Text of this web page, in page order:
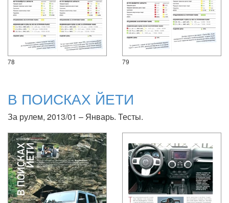
78 79
В ПОИСКАХ ЙЕТИ
За рулем, 2013/01 – Январь. Тесты.